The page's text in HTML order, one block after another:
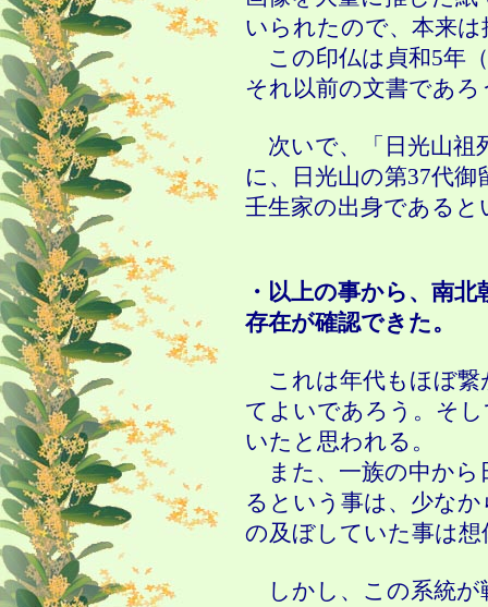
いられたので、本来
この印仏は貞和5年（
それ以前の文書であろ
次いで、「日光山祖
に、日光山の第37代御
壬生家の出身である
・以上の事から、南
存在が確認できた。
これは年代もほぼ繋
てよいであろう。そ
いたと思われる。
また、一族の中から
るという事は、少な
の及ぼしていた事は
しかし、この系統が